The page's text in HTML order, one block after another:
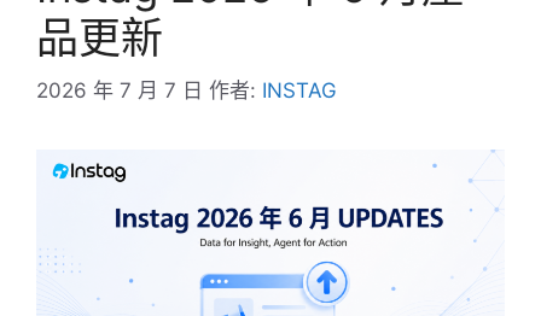
品更新
2026 年 7 月 7 日 作者: INSTAG